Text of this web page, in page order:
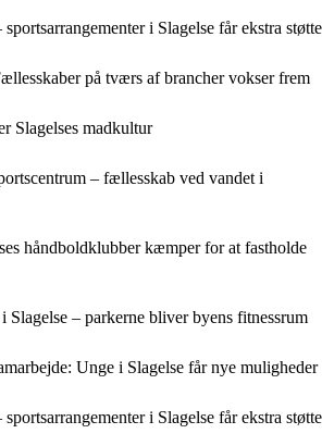
i Slagelse får ekstra støtte
på tværs af brancher vokser frem
Slagelses madkultur
– fællesskab ved vandet i
håndboldklubber kæmper for at fastholde
– parkerne bliver byens fitnessrum
Unge i Slagelse får nye muligheder
i Slagelse får ekstra støtte